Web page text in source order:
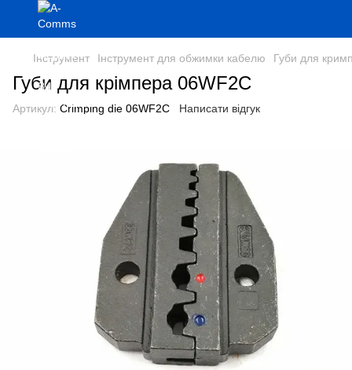
Інструмент Інструмент для обжимки кабелю Губи для
Губи для крімпера 06WF2C
Артикул: Crimping die 06WF2C Написати відгук